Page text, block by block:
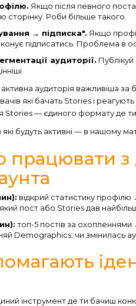
Якщо після певного
сторінку. Роби більше такого.
→ підписка". Якщо
підписатись. Проблема в
аудиторії.
аудиторія важливіша за
які бачать Stories і
Stories — єдиного формату де
будуть активні — в нашому
працювати
відкрий статистику профілю
пост або Stories дав
топ-5 постів за
Demographics: чи змінилась
інструмент де ти бачиш